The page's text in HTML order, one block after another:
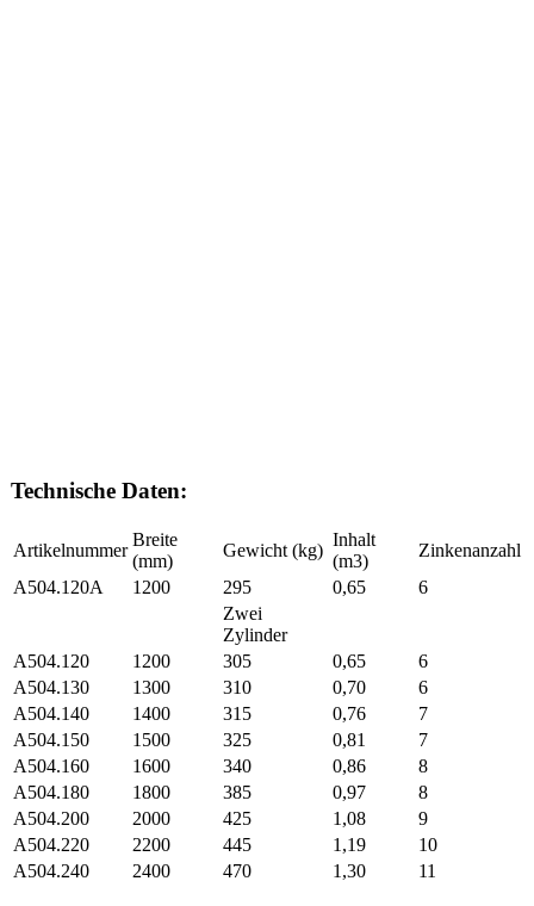
Technische Daten:
Artikelnummer
Breite
(mm)
Gewicht (kg)
Inhalt
(m3)
Zinkenanzahl
A504.120A
1200 295 0,65
6
Zwei
Zylinder
A504.120
1200 305 0,65
6
A504.130
1300 310 0,70
6
A504.140
1400 315 0,76
7
A504.150
1500 325 0,81
7
A504.160
1600 340 0,86
8
A504.180
1800 385 0,97
8
A504.200
2000 425 1,08
9
A504.220
2200 445 1,19
10
A504.240
2400 470 1,30 11